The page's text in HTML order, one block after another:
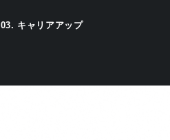
03. キャリアアップ